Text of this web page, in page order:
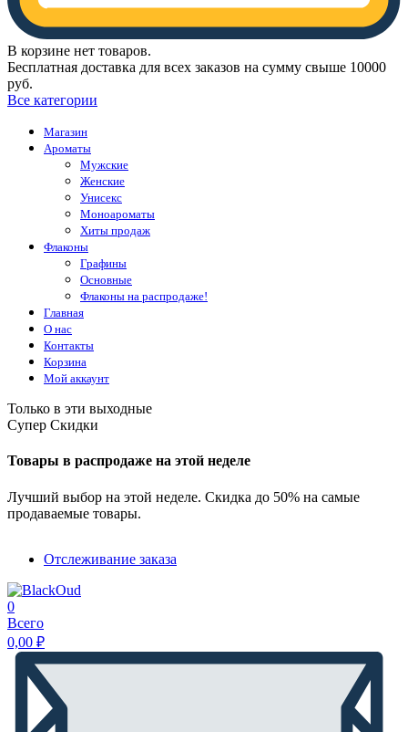
В корзине нет товаров.
Бесплатная доставка для всех заказов на сумму свыше 10000
руб.
Все категории
Магазин
Ароматы
Мужские
Женские
Унисекс
Моноароматы
Хиты продаж
Флаконы
Графины
Основные
Флаконы на распродаже!
Главная
О нас
Контакты
Корзина
Мой аккаунт
Только в эти выходные
Супер Скидки
Товары в распродаже на этой неделе
Лучший выбор на этой неделе. Скидка до 50% на самые
продаваемые товары.
Отслеживание заказа
0
Всего
0,00 ₽